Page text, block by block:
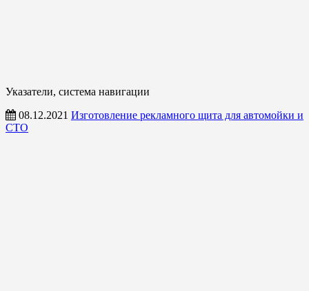
Указатели, система навигации
08.12.2021 Изготовление рекламного щита для автомойки и
СТО